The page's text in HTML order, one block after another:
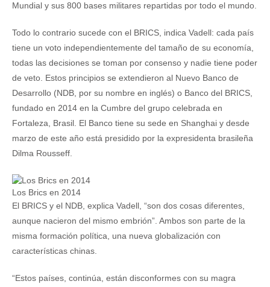
Mundial y sus 800 bases militares repartidas por todo el mundo.
Todo lo contrario sucede con el BRICS, indica Vadell: cada país
tiene un voto independientemente del tamaño de su economía,
todas las decisiones se toman por consenso y nadie tiene poder
de veto. Estos principios se extendieron al Nuevo Banco de
Desarrollo (NDB, por su nombre en inglés) o Banco del BRICS,
fundado en 2014 en la Cumbre del grupo celebrada en
Fortaleza, Brasil. El Banco tiene su sede en Shanghai y desde
marzo de este año está presidido por la expresidenta brasileña
Dilma Rousseff.
Los Brics en 2014
El BRICS y el NDB, explica Vadell, “son dos cosas diferentes,
aunque nacieron del mismo embrión”. Ambos son parte de la
misma formación política, una nueva globalización con
características chinas.
“Estos países, continúa, están disconformes con su magra